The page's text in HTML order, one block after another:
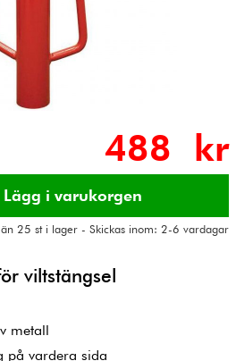
488 kr
än 25 st i lager - Skickas inom: 2-6 vardagar
viltstängsel
metall
på vardera sida